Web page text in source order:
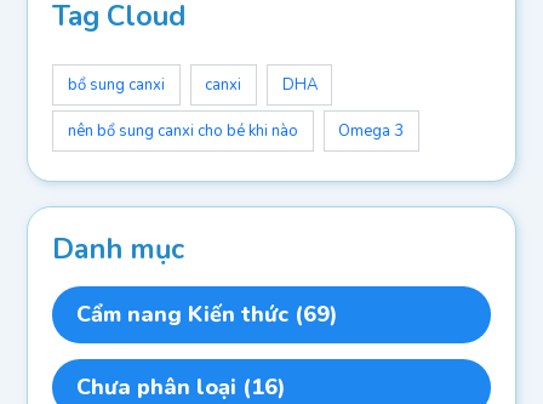
Tag Cloud
bổ sung canxi canxi DHA
nên bổ sung canxi cho bé khi nào Omega 3
Danh mục
Cẩm nang Kiến thức (69)
Chưa phân loại (16)